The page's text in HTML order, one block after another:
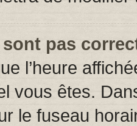
pas
l’heure
vous êtes.
le fuseau